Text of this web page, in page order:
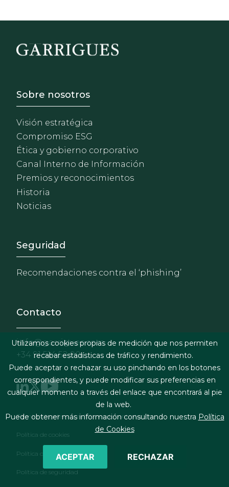
Footer - Sobre Nosotros
Sobre nosotros
Visión estratégica
Compromiso ESG
Ética y gobierno corporativo
Canal Interno de Información
Premios y reconocimientos
Historia
Noticias
Footer - Extranet y
Seguridad
Recomendaciones contra el ‘phishing’
Contacto
info@garrigues.com
+34 91 514 52 00
Footer menu
Términos legales y condiciones de contratación
Política de cookies
Política de privacidad
Política de seguridad
Utilizamos cookies propias de medición que nos permiten
recabar estadísticas de tráfico y rendimiento.
Puede aceptar o rechazar su uso pinchando en los botones
correspondientes, y puede modificar sus preferencias en
cualquier momento a través del enlace que encontrará al pie
de la web.
Puede obtener más información consultando nuestra Política
de Cookies
ACEPTAR RECHAZAR